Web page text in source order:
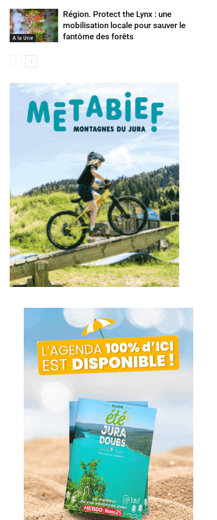
A la Une
Région. Protect the Lynx : une
mobilisation locale pour sauver le
fantôme des forêts